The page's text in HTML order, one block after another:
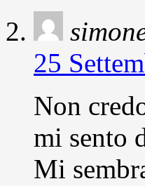
25
Non
mi sento
Mi